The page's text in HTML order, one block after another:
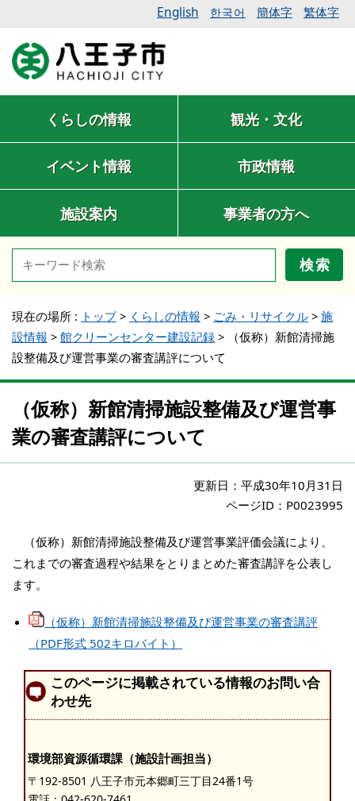
English 한국어 簡体字 繁体字
くらしの情報 観光・文化
イベント情報 市政情報
施設案内 事業者の方へ
検索
現在の場所 : トップ> くらしの情報 > ごみ・リサイクル > 施
設情報 > 館クリーンセンター建設記録 >
（仮称）新館清掃施
設整備及び運営事業の審査講評について
（仮称）新館清掃施設整備及び運営事
業の審査講評について
更新日： 平成30年10月31日
ページID：P0023995
（仮称）新館清掃施設整備及び運営事業評価会議により、
これまでの審査過程や結果をとりまとめた審査講評を公表し
ます。
（仮称）新館清掃施設整備及び運営事業の審査講評
（PDF形式 502キロバイト）
このページに掲載されている情報のお問い合
わせ先
環境部資源循環課（施設計画担当）
〒192-8501 八王子市元本郷町三丁目24番1号